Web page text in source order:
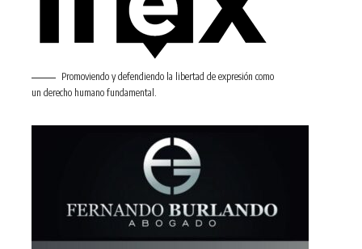
Promoviendo y defendiendo la libertad de expresión como
un derecho humano fundamental.